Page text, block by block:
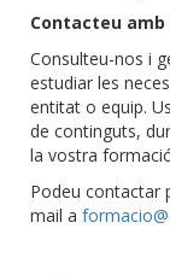
Contacteu
Consulteu-nos i
estudiar les
entitat o equip.
de continguts,
la vostra
Podeu contactar
mail a